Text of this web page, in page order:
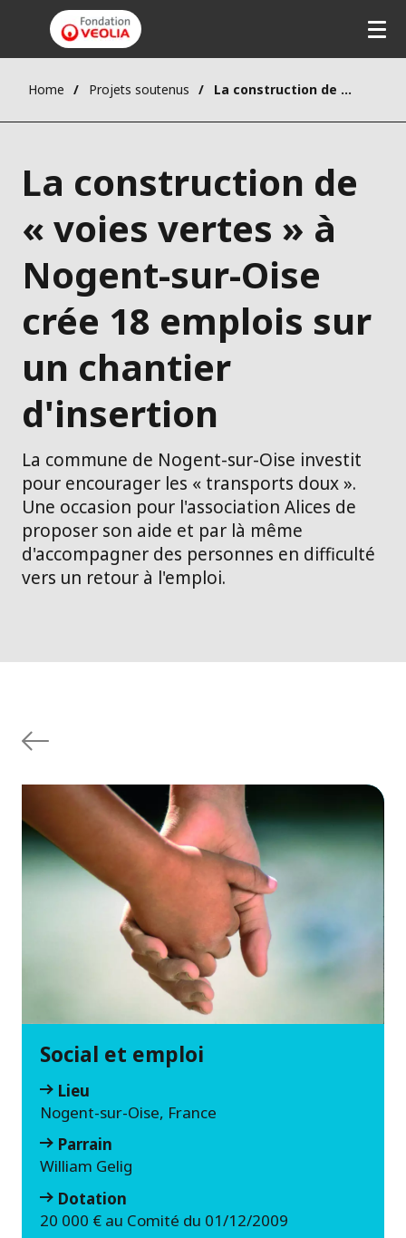
Home Projets soutenus La construction de « voies vertes » à Nogent-sur-Oise crée 18 emplois sur un chantier d'insertion
La construction de
« voies vertes » à
Nogent-sur-Oise
crée 18 emplois sur
un chantier
d'insertion
La commune de Nogent-sur-Oise investit
pour encourager les « transports doux ».
Une occasion pour l'association Alices de
proposer son aide et par là même
d'accompagner des personnes en difficulté
vers un retour à l'emploi.
Social et emploi
Lieu
Nogent-sur-Oise, France
Parrain
William Gelig
Dotation
20 000 € au Comité du 01/12/2009